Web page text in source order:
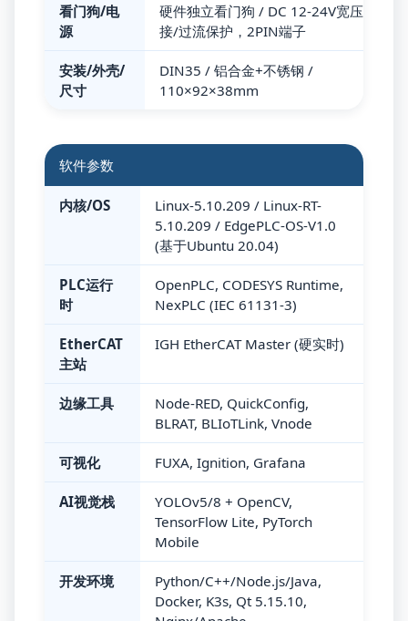
看门狗/电
源
硬件独立看门狗 / DC 12-24V宽压，反
接/过流保护，2PIN端子
安装/外壳/
尺寸
DIN35 / 铝合金+不锈钢 /
110×92×38mm
软件参数
内核/OS
Linux-5.10.209 / Linux-RT-
5.10.209 / EdgePLC-OS-V1.0
(基于Ubuntu 20.04)
PLC运行
时
OpenPLC, CODESYS Runtime,
NexPLC (IEC 61131-3)
EtherCAT
主站
IGH EtherCAT Master (硬实时)
边缘工具
Node-RED, QuickConfig,
BLRAT, BLIoTLink, Vnode
可视化 FUXA, Ignition, Grafana
AI视觉栈
YOLOv5/8 + OpenCV,
TensorFlow Lite, PyTorch
Mobile
开发环境
Python/C++/Node.js/Java,
Docker, K3s, Qt 5.15.10,